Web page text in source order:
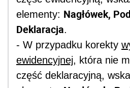
elementy: Nagłówek,
Deklaracja.
- W przypadku korekty
ewidencyjnej, która nie
część deklaracyjną,